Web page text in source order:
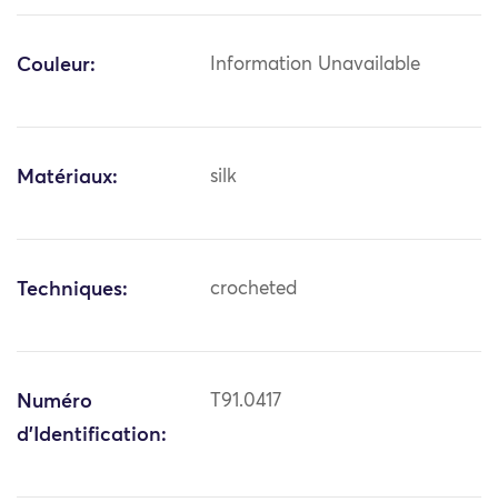
Couleur: Information Unavailable
Matériaux: silk
Techniques: crocheted
Numéro
d'Identification:
T91.0417